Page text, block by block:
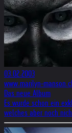
03.02.2003
www.marilyn-
Das neue Album
Es wurde schon ein
welches aber noch